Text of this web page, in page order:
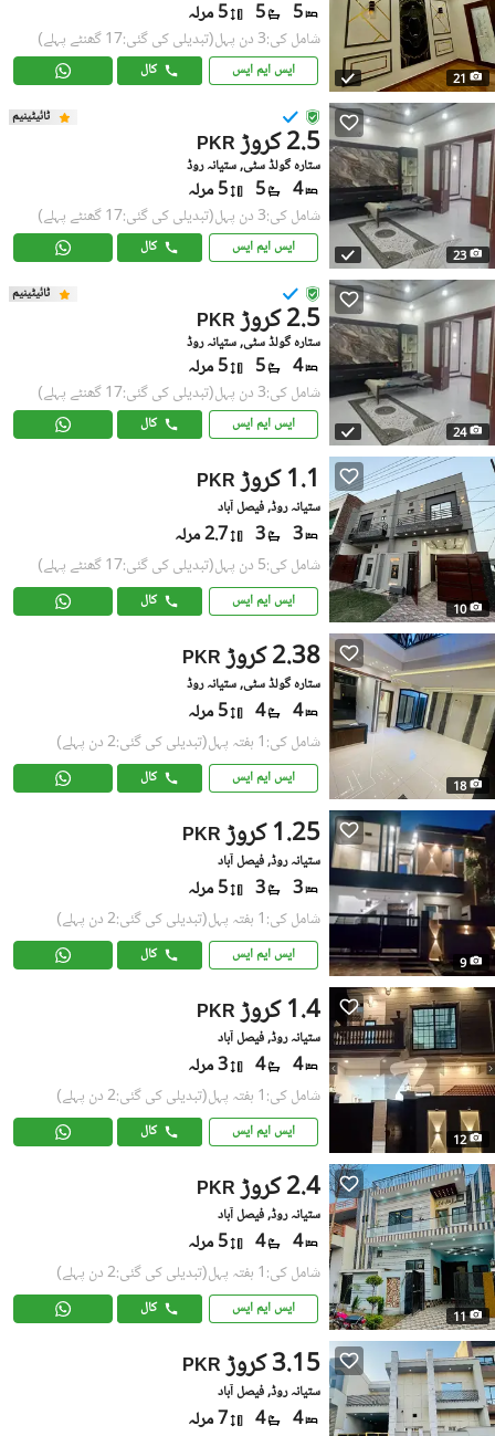
21
5
5 5 مرلہ
شامل کی:3 دن پہل (تبدیلی کی گئی:17 گھنٹے پہلے)
ایس ایم ایس کال
23
ٹائیٹینیم
PKR 2.5 کروڑ
ستارہ گولڈ سٹی, ستیانہ روڈ
4
5 5 مرلہ
شامل کی:3 دن پہل (تبدیلی کی گئی:17 گھنٹے پہلے)
ایس ایم ایس کال
24
ٹائیٹینیم
PKR 2.5 کروڑ
ستارہ گولڈ سٹی, ستیانہ روڈ
4
5 5 مرلہ
شامل کی:3 دن پہل (تبدیلی کی گئی:17 گھنٹے پہلے)
ایس ایم ایس کال
10
PKR 1.1 کروڑ
ستیانہ روڈ, فیصل آباد
3
3 2.7 مرلہ
شامل کی:5 دن پہل (تبدیلی کی گئی:17 گھنٹے پہلے)
ایس ایم ایس کال
18
PKR 2.38 کروڑ
ستارہ گولڈ سٹی, ستیانہ روڈ
4
4 5 مرلہ
شامل کی:1 ہفتہ پہل (تبدیلی کی گئی:2 دن پہلے)
ایس ایم ایس کال
9
PKR 1.25 کروڑ
ستیانہ روڈ, فیصل آباد
3
3 5 مرلہ
شامل کی:1 ہفتہ پہل (تبدیلی کی گئی:2 دن پہلے)
ایس ایم ایس کال
12
PKR 1.4 کروڑ
ستیانہ روڈ, فیصل آباد
4
4 3 مرلہ
شامل کی:1 ہفتہ پہل (تبدیلی کی گئی:2 دن پہلے)
ایس ایم ایس کال
11
PKR 2.4 کروڑ
ستیانہ روڈ, فیصل آباد
4
4 5 مرلہ
شامل کی:1 ہفتہ پہل (تبدیلی کی گئی:2 دن پہلے)
ایس ایم ایس کال
PKR 3.15 کروڑ
ستیانہ روڈ, فیصل آباد
4
4 7 مرلہ